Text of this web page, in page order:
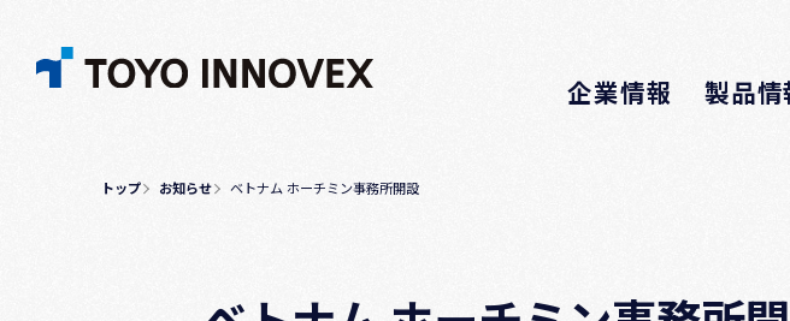
企業情報 製品情
トップ お知らせ ベトナム ホーチミン事務所開設